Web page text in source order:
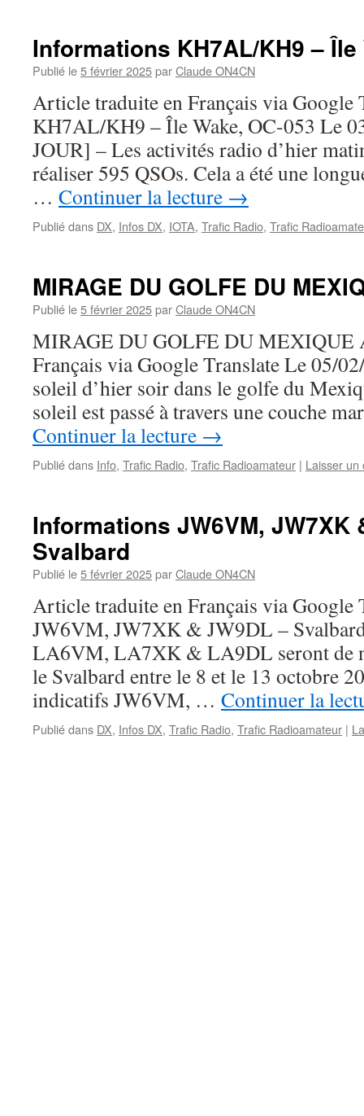
Informations KH7AL/KH9 – Île
Publié le5 février 2025parClaude ON4CN
Article traduite en Français via Google
KH7AL/KH9 – Île Wake, OC-053 Le
JOUR] – Les activités radio d’hier
réaliser 595 QSOs. Cela a été une
… Continuer la lecture →
Publié dans DX, Infos DX, IOTA, Trafic Radio, Trafic
MIRAGE DU GOLFE DU
Publié le5 février 2025parClaude ON4CN
MIRAGE DU GOLFE DU MEXIQUE
Français via Google Translate Le 05/
soleil d’hier soir dans le golfe du
soleil est passé à travers une couche
Continuer la lecture →
Publié dans Info, Trafic Radio, Trafic Radioamateur | Laisser un
Informations JW6VM, JW7XK
Svalbard
Publié le5 février 2025parClaude ON4CN
Article traduite en Français via Google
JW6VM, JW7XK & JW9DL –
LA6VM, LA7XK & LA9DL seront de
le Svalbard entre le 8 et le 13 octobre
indicatifs JW6VM, … Continuer la
Publié dans DX, Infos DX, Trafic Radio, Trafic Radioamateur |